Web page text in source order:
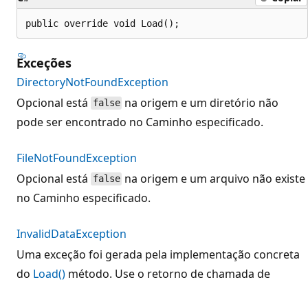
public override void Load();
Exceções
DirectoryNotFoundException
Opcional está false na origem e um diretório não
pode ser encontrado no Caminho especificado.
FileNotFoundException
Opcional está false na origem e um arquivo não existe
no Caminho especificado.
InvalidDataException
Uma exceção foi gerada pela implementação concreta
do Load() método. Use o retorno de chamada de